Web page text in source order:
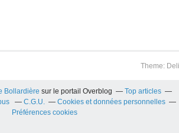
Theme:
Bollardière sur le portail Overblog
Top articles
C.G.U.
Cookies et données personnelles
Préférences cookies